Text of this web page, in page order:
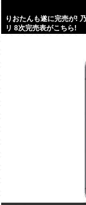
りおたんも遂に完売が!
リ 8次完売表がこちら!